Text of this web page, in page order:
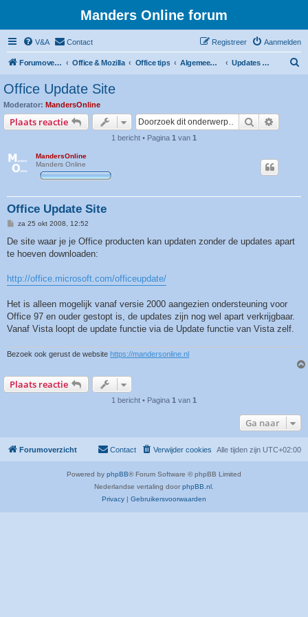
Manders Online forum
V&A Contact Aanmelden
Registreer
Forumoverzicht Office & Mozilla Office tips Algemeen Office Tips Updates & downloads
Office Update Site
Moderator: MandersOnline
Plaats reactie Zoek
1 bericht • Pagina 1 van 1
MandersOnline
Manders Online
Office Update Site
B
r
c
za 25 okt 2008, 12:52
De site waar je je Office producten kan updaten zonder de updates apart
te hoeven downloaden:
http://office.microsoft.com/officeupdate/
Het is alleen mogelijk vanaf versie 2000 aangezien ondersteuning voor
Office 97 en ouder gestopt is, de updates zijn nog wel apart verkrijgbaar.
Vanaf Vista loopt de update functie via de Update functie van Vista zelf.
Bezoek ook gerust de website https://mandersonline.nl
Plaats reactie
1 bericht • Pagina 1 van 1
Ga naar
Forumoverzicht Alle tijden zijn UTC+02:00
Verwijder cookies
Contact
Powered by phpBB® Forum Software © phpBB Limited
Nederlandse vertaling door phpBB.nl.
Privacy | Gebruikersvoorwaarden